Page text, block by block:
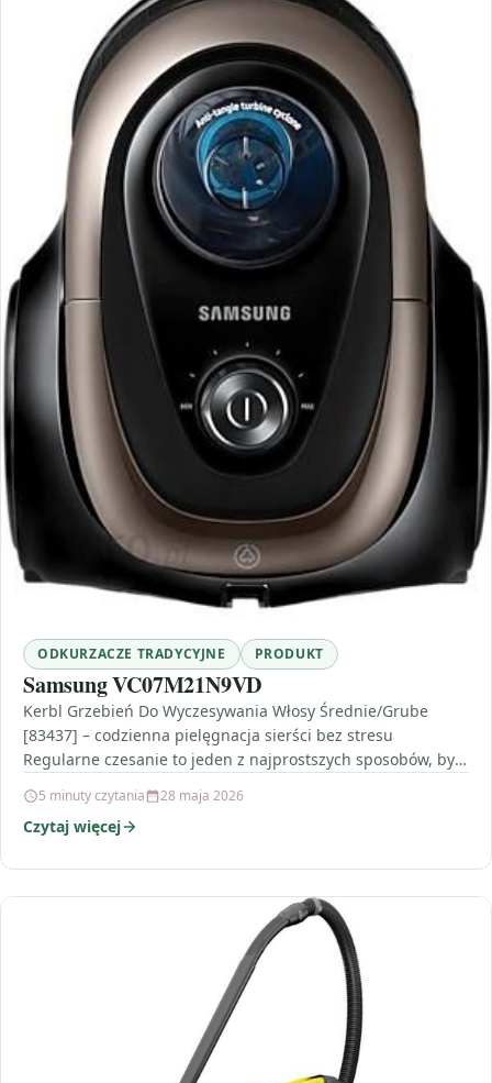
ODKURZACZE TRADYCYJNE PRODUKT
Samsung VC07M21N9VD
Kerbl Grzebień Do Wyczesywania Włosy Średnie/Grube
[83437] – codzienna pielęgnacja sierści bez stresu
Regularne czesanie to jeden z najprostszych sposobów, by
5 minuty czytania 28 maja 2026
Czytaj więcej